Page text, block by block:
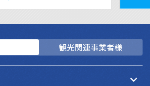
観光関連事業者様
keyboard_arrow_down